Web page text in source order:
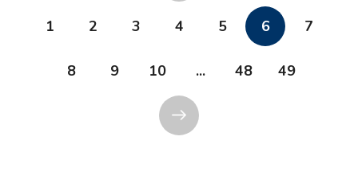
1 2 3 4 5 6 7
8 9 10 ... 48 49